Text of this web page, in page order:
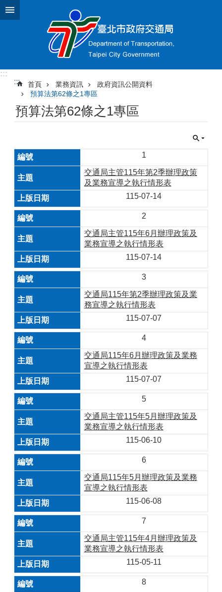
跳到主要內容區塊
:::
:::
首頁 業務資訊
政府資訊公開資料
預算法第62條之1專區
預算法第62條之1專區
1
交通局主管115年第2季辦理政策
及業務宣導之執行情形表
115-07-14
2
交通局主管115年6月辦理政策及
業務宣導之執行情形表
115-07-14
3
交通局115年第2季辦理政策及業
務宣導之執行情形表
115-07-07
4
交通局115年6月辦理政策及業務
宣導之執行情形表
115-07-07
5
交通局主管115年5月辦理政策及
業務宣導之執行情形表
115-06-10
6
交通局115年5月辦理政策及業務
宣導之執行情形表
115-06-08
7
交通局主管115年4月辦理政策及
業務宣導之執行情形表
115-05-11
8